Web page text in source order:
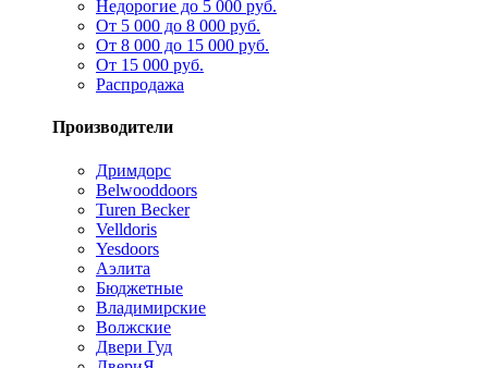
Недорогие до 5 000 руб.
От 5 000 до 8 000 руб.
От 8 000 до 15 000 руб.
От 15 000 руб.
Распродажа
Производители
Дримдорс
Belwooddoors
Turen Becker
Velldoris
Yesdoors
Аэлита
Бюджетные
Владимирские
Волжские
Двери Гуд